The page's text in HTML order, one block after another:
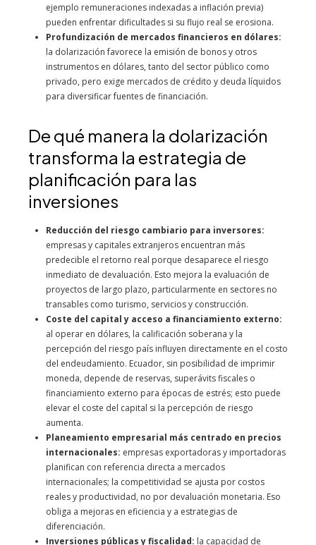
ejemplo remuneraciones indexadas a inflación previa)
pueden enfrentar dificultades si su flujo real se erosiona.
Profundización de mercados financieros en dólares:
la dolarización favorece la emisión de bonos y otros
instrumentos en dólares, tanto del sector público como
privado, pero exige mercados de crédito y deuda líquidos
para diversificar fuentes de financiación.
De qué manera la dolarización
transforma la estrategia de
planificación para las
inversiones
Reducción del riesgo cambiario para inversores:
empresas y capitales extranjeros encuentran más
predecible el retorno real porque desaparece el riesgo
inmediato de devaluación. Esto mejora la evaluación de
proyectos de largo plazo, particularmente en sectores no
transables como turismo, servicios y construcción.
Coste del capital y acceso a financiamiento externo:
al operar en dólares, la calificación soberana y la
percepción del riesgo país influyen directamente en el costo
del endeudamiento. Ecuador, sin posibilidad de imprimir
moneda, depende de reservas, superávits fiscales o
financiamiento externo para épocas de estrés; esto puede
elevar el coste del capital si la percepción de riesgo
aumenta.
Planeamiento empresarial más centrado en precios
internacionales: empresas exportadoras y importadoras
planifican con referencia directa a mercados
internacionales; la competitividad se ajusta por costos
reales y productividad, no por devaluación monetaria. Eso
obliga a mejoras en eficiencia y a estrategias de
diferenciación.
Inversiones públicas y fiscalidad: la capacidad de